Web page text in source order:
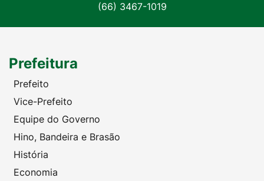
(66) 3467-1019
Prefeitura
Prefeito
Vice-Prefeito
Equipe do Governo
Hino, Bandeira e Brasão
História
Economia